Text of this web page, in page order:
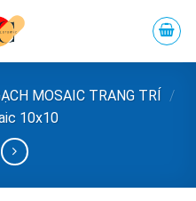
MOSAIC TRANG TRÍ /
10x10